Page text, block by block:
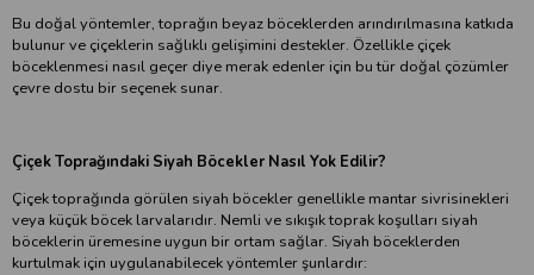
Bu doğal yöntemler, toprağın beyaz böceklerden arındırılmasına katkıda
bulunur ve çiçeklerin sağlıklı gelişimini destekler. Özellikle çiçek
böceklenmesi nasıl geçer diye merak edenler için bu tür doğal çözümler
çevre dostu bir seçenek sunar.
Çiçek Toprağındaki Siyah Böcekler Nasıl Yok Edilir?
Çiçek toprağında görülen siyah böcekler genellikle mantar sivrisinekleri
veya küçük böcek larvalarıdır. Nemli ve sıkışık toprak koşulları siyah
böceklerin üremesine uygun bir ortam sağlar. Siyah böceklerden
kurtulmak için uygulanabilecek yöntemler şunlardır: